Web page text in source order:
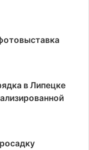
в Липецке